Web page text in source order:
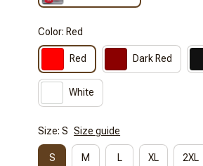
Color: Red
Red Dark Red
White
Size: S Size guide
S M L XL 2XL